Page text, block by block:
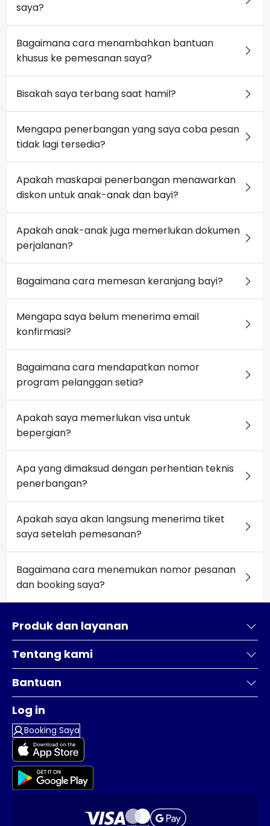
saya?
Bagaimana cara menambahkan bantuan
khusus ke pemesanan saya?
Bisakah saya terbang saat hamil?
Mengapa penerbangan yang saya coba pesan
tidak lagi tersedia?
Apakah maskapai penerbangan menawarkan
diskon untuk anak-anak dan bayi?
Apakah anak-anak juga memerlukan dokumen
perjalanan?
Bagaimana cara memesan keranjang bayi?
Mengapa saya belum menerima email
konfirmasi?
Bagaimana cara mendapatkan nomor
program pelanggan setia?
Apakah saya memerlukan visa untuk
bepergian?
Apa yang dimaksud dengan perhentian teknis
penerbangan?
Apakah saya akan langsung menerima tiket
saya setelah pemesanan?
Bagaimana cara menemukan nomor pesanan
dan booking saya?
Produk dan layanan
Tentang kami
Bantuan
Log in
Booking Saya